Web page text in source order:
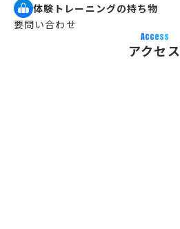
体験トレーニングの持ち物
要問い合わせ
Access
アクセス